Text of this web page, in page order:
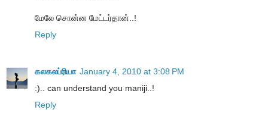
மேலே சொன்ன மேட்டர்தான்..!
Reply
கலகலப்ரியா January 4, 2010 at 3:08 PM
:).. can understand you maniji..!
Reply